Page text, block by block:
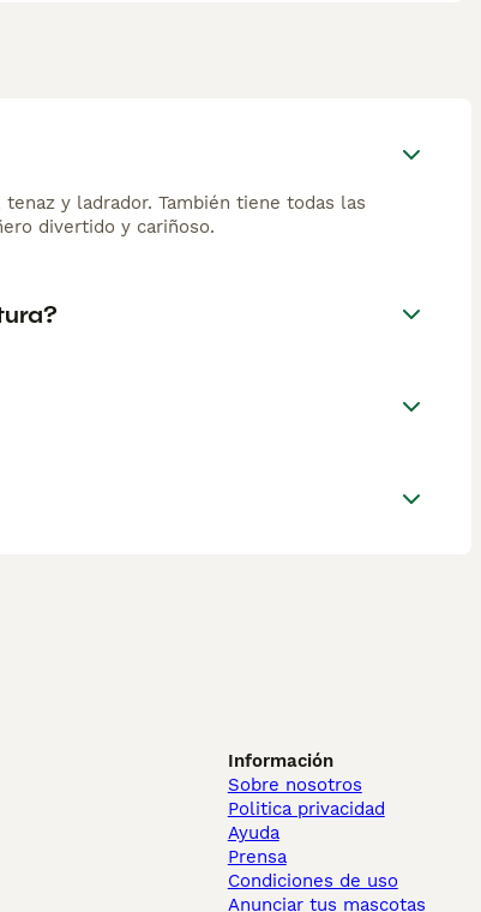
y ladrador. También tiene todas las
divertido y cariñoso.
Información
Sobre nosotros
Politica privacidad
Ayuda
Prensa
Condiciones de uso
Anunciar tus mascotas